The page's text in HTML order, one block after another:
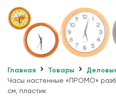
Главная Товары
Часы настенные «ПРОМО»
см, пластик